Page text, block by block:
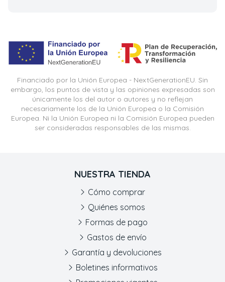
Financiado por la Unión Europea - NextGenerationEU. Sin
embargo, los puntos de vista y las opiniones expresadas son
únicamente los del autor o autores y no reflejan
necesariamente los de la Unión Europea o la Comisión
Europea. Ni la Unión Europea ni la Comisión Europea pueden
ser consideradas responsables de las mismas.
NUESTRA TIENDA
Cómo comprar
Quiénes somos
Formas de pago
Gastos de envío
Garantía y devoluciones
Boletines informativos